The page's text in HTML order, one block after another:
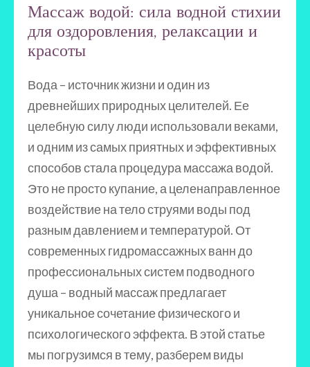
Массаж водой: сила водной стихии
для оздоровления, релаксации и
красоты
Вода – источник жизни и один из
древнейших природных целителей. Ее
целебную силу люди использовали веками,
и одним из самых приятных и эффективных
способов стала процедура массажа водой.
Это не просто купание, а целенаправленное
воздействие на тело струями воды под
разным давлением и температурой. От
современных гидромассажных ванн до
профессиональных систем подводного
душа – водный массаж предлагает
уникальное сочетание физического и
психологического эффекта. В этой статье
мы погрузимся в тему, разберем виды